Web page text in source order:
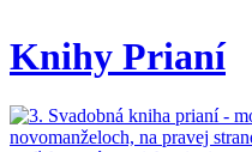
Knihy Prianí